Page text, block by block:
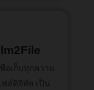
เก็บทุกความ
ล์ดิจิทัล เป็น